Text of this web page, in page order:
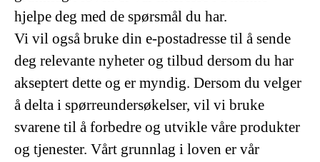
hjelpe deg med de spørsmål du har.
Vi vil også bruke din e-postadresse til å sende
deg relevante nyheter og tilbud dersom du har
akseptert dette og er myndig. Dersom du velger
å delta i spørreundersøkelser, vil vi bruke
svarene til å forbedre og utvikle våre produkter
og tjenester. Vårt grunnlag i loven er vår